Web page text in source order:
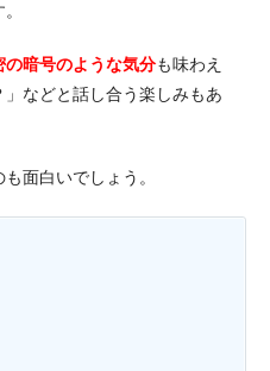
の暗号のような気分も味わえ
などと話し合う楽しみもあ
面白いでしょう。